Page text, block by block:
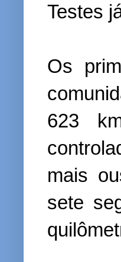
Testes
Os
623
mais
sete